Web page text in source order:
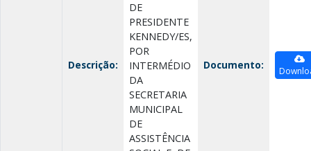
Descrição:
DE
PRESIDENTE
KENNEDY/ES,
POR
INTERMÉDIO
DA
SECRETARIA
MUNICIPAL
DE
ASSISTÊNCIA
Documento: